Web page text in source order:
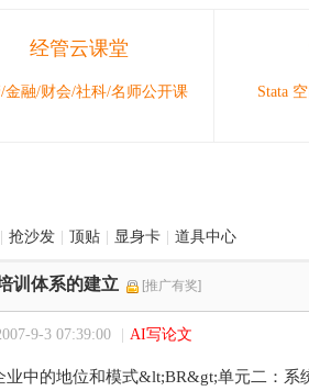
经管云课堂
金融/财会/社科/名师公开课 Stata
抢沙发 顶贴 显身卡 道具中心
训体系的建立 [推广有奖]
9-3 07:39:00 AI写论文
业中的地位和模式&lt;BR&gt;单元二：